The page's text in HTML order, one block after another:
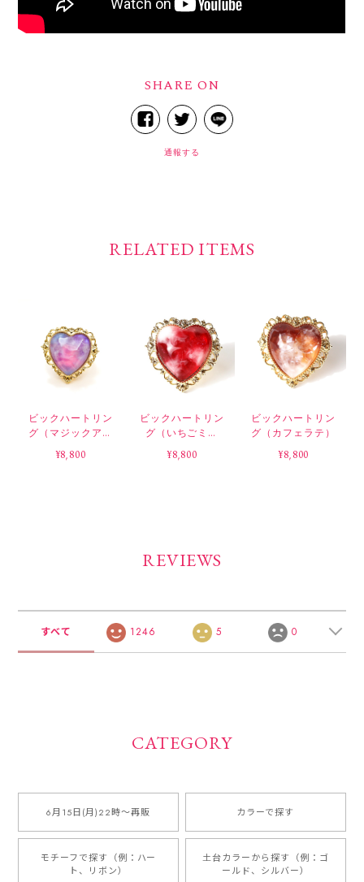
SHARE ON
通報する
RELATED ITEMS
ビックハートリン
グ（マジックアワ
ー）
¥8,800
ビックハートリン
グ（いちごミル
ク）
¥8,800
ビックハートリン
グ（カフェラテ）
¥8,800
REVIEWS
すべて 1246 5 0
CATEGORY
6月15日(月)22時〜再販 カラーで探す
モチーフで探す（例：ハー
ト、リボン）
土台カラーから探す（例：ゴ
ールド、シルバー）